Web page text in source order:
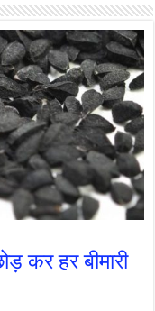
कर हर बीमारी